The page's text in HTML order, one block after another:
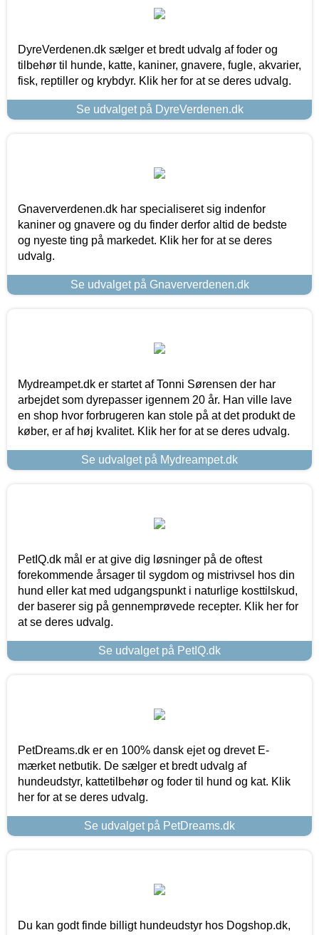
DyreVerdenen.dk sælger et bredt udvalg af foder og
tilbehør til hunde, katte, kaniner, gnavere, fugle, akvarier,
fisk, reptiller og krybdyr. Klik her for at se deres udvalg.
Se udvalget på DyreVerdenen.dk
Gnaververdenen.dk har specialiseret sig indenfor
kaniner og gnavere og du finder derfor altid de bedste
og nyeste ting på markedet. Klik her for at se deres
udvalg.
Se udvalget på Gnaververdenen.dk
Mydreampet.dk er startet af Tonni Sørensen der har
arbejdet som dyrepasser igennem 20 år. Han ville lave
en shop hvor forbrugeren kan stole på at det produkt de
køber, er af høj kvalitet. Klik her for at se deres udvalg.
Se udvalget på Mydreampet.dk
PetIQ.dk mål er at give dig løsninger på de oftest
forekommende årsager til sygdom og mistrivsel hos din
hund eller kat med udgangspunkt i naturlige kosttilskud,
der baserer sig på gennemprøvede recepter. Klik her for
at se deres udvalg.
Se udvalget på PetIQ.dk
PetDreams.dk er en 100% dansk ejet og drevet E-
mærket netbutik. De sælger et bredt udvalg af
hundeudstyr, kattetilbehør og foder til hund og kat. Klik
her for at se deres udvalg.
Se udvalget på PetDreams.dk
Du kan godt finde billigt hundeudstyr hos Dogshop.dk,